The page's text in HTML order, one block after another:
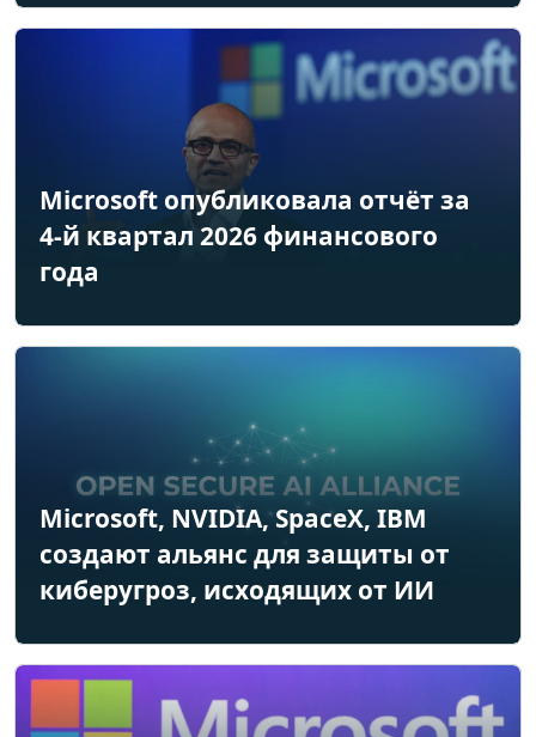
Microsoft опубликовала отчёт за
4-й квартал 2026 финансового
года
Microsoft, NVIDIA, SpaceX, IBM
создают альянс для защиты от
киберугроз, исходящих от ИИ